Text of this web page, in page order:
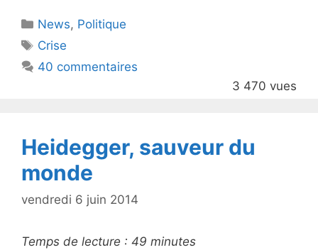
er e
o
Catégories
News, Politique
Étiquettes
Crise
40 commentaires
3 470 vues
Heidegger, sauveur du
monde
vendredi 6 juin 2014
Temps de lecture : 49 minutes